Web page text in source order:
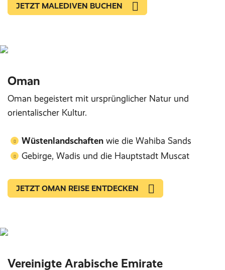
JETZT MALEDIVEN BUCHEN
Oman
Oman begeistert mit ursprünglicher Natur und
orientalischer Kultur.
Wüstenlandschaften wie die Wahiba Sands
Gebirge, Wadis und die Hauptstadt Muscat
JETZT OMAN REISE ENTDECKEN
Vereinigte Arabische Emirate